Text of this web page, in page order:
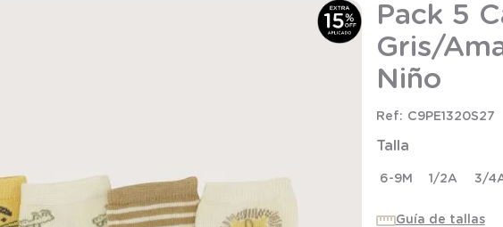
Pack 5
Gris/
Niño
C9PE1320S27
Talla
6-9M 1/2A 3/
Guía de tallas
8.
saco dormir
9.
saco